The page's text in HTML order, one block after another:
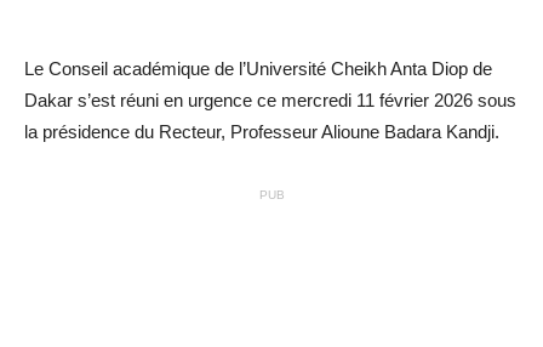
Le Conseil académique de l’Université Cheikh Anta Diop de
Dakar s’est réuni en urgence ce mercredi 11 février 2026 sous
la présidence du Recteur, Professeur Alioune Badara Kandji.
PUB